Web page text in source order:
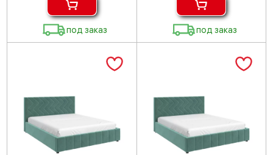
под заказ под заказ